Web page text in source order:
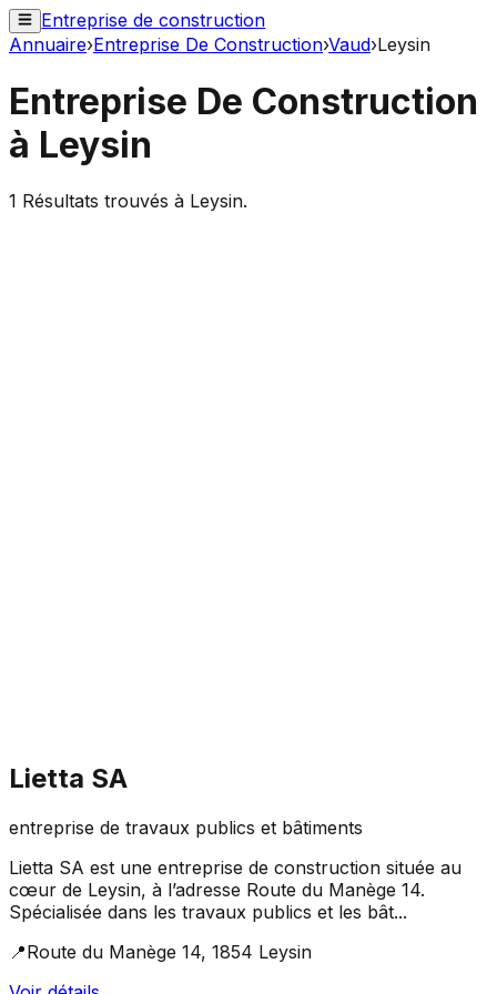
Entreprise de construction
Annuaire›Entreprise De Construction›Vaud›Leysin
Entreprise De Construction
à Leysin
1 Résultats trouvés à Leysin.
Lietta SA
entreprise de travaux publics et bâtiments
Lietta SA est une entreprise de construction située au
cœur de Leysin, à l’adresse Route du Manège 14.
Spécialisée dans les travaux publics et les bât...
📍Route du Manège 14, 1854 Leysin